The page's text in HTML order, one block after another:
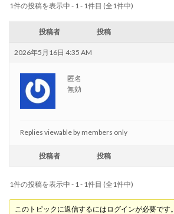
1件の投稿を表示中 - 1 - 1件目 (全1件中)
投稿者 投稿
2026年5月16日 4:35 AM
匿名
無効
Replies viewable by members only
投稿者 投稿
1件の投稿を表示中 - 1 - 1件目 (全1件中)
このトピックに返信するにはログインが必要です。